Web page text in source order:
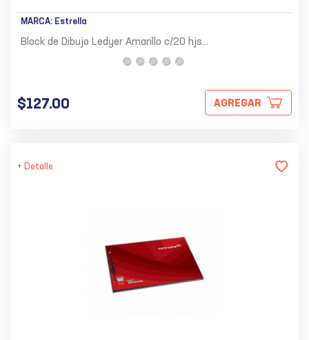
MARCA: Estrella
Block de Dibujo Ledyer Amarillo c/20 hjs...
$127.00 AGREGAR
+ Detalle